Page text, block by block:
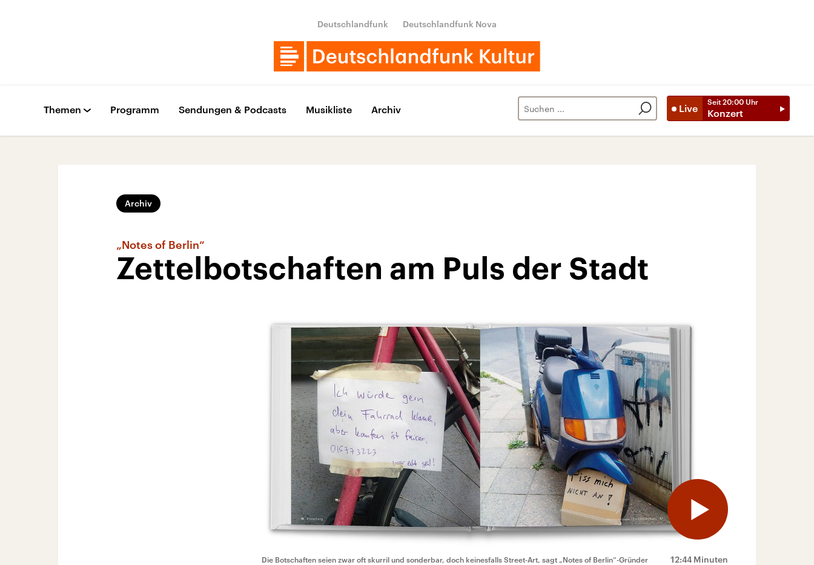
Deutschlandfunk Deutschlandfunk Nova
Live
Seit 20:00 Uhr
Konzert
Themen Programm Sendungen & Podcasts Musikliste Archiv
Archiv
„Notes of Berlin“
Zettelbotschaften am Puls der Stadt
12:44 Minuten
Die Botschaften seien zwar oft skurril und sonderbar, doch keinesfalls Street-Art, sagt „Notes of Berlin“-Gründer